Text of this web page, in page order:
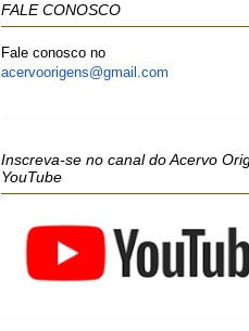
FALE CONOSCO
Fale conosco no
acervoorigens@gmail.com
Inscreva-se no canal do Acervo
YouTube